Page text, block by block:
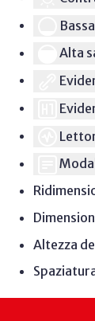
Alta
Altezza